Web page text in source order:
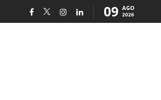
09 AGO
2026